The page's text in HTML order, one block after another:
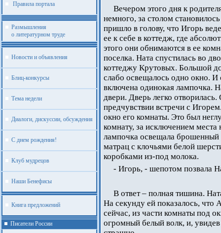
Правила портала
Размышления
о литературном труде
Новости и объявления
Блиц-конкурсы
Тема недели
Диалоги, дискуссии, обсуждения
С днем рождения!
Клуб мудрецов
Наши Бенефисы
Книга предложений
Писатели России
Вечером этого дня к
немного, за столом
пришло в голову, что Игорь
ее к себе в коттедж, где
этого они обнимаются в ее
поселка. Ната спустилась во
коттеджу Крутовых. Большой
слабо освещалось одно окно.
включена одинокая лампочка.
двери. Дверь легко
предчувствии встречи с
окно его комнаты. Это был
комнату, за исключением
лампочка освещала
матрац с клочьями белой
коробками из-под молока.
- Игорь, - шепотом позвала
В ответ – полная тишина.
На секунду ей показалось,
сейчас, из части комнаты под
огромный белый волк, и,